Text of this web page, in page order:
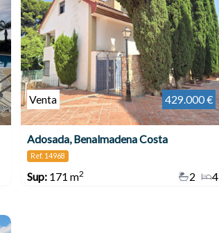
Venta 429.000 €
Adosada, Benalmadena Costa
Ref. 14968
Sup:171 m2 4
2